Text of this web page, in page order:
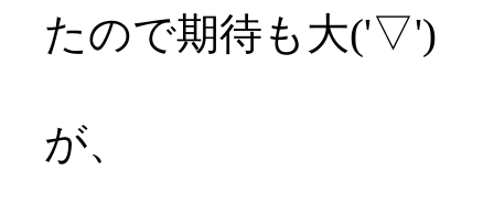
たので期待も大('▽')
が、